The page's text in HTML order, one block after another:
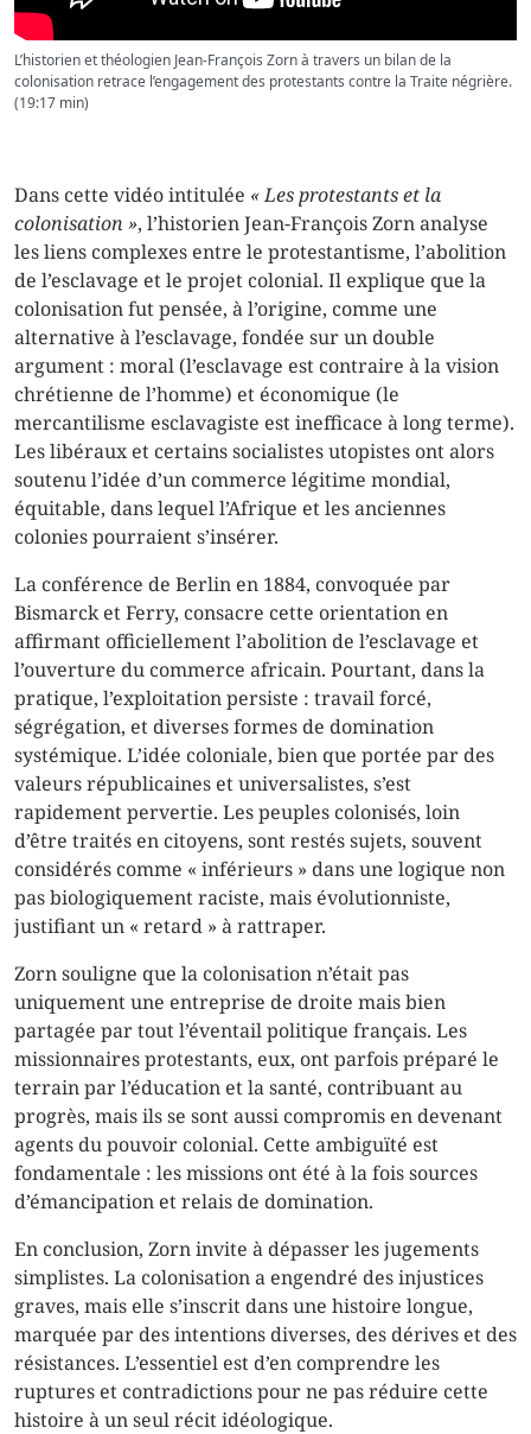
L’historien et théologien Jean-François Zorn à travers un bilan de la
colonisation retrace l’engagement des protestants contre la Traite négrière.
(19:17 min)
Dans cette vidéo intitulée « Les protestants et la
colonisation », l’historien Jean-François Zorn analyse
les liens complexes entre le protestantisme, l’abolition
de l’esclavage et le projet colonial. Il explique que la
colonisation fut pensée, à l’origine, comme une
alternative à l’esclavage, fondée sur un double
argument : moral (l’esclavage est contraire à la vision
chrétienne de l’homme) et économique (le
mercantilisme esclavagiste est inefficace à long terme).
Les libéraux et certains socialistes utopistes ont alors
soutenu l’idée d’un commerce légitime mondial,
équitable, dans lequel l’Afrique et les anciennes
colonies pourraient s’insérer.
La conférence de Berlin en 1884, convoquée par
Bismarck et Ferry, consacre cette orientation en
affirmant officiellement l’abolition de l’esclavage et
l’ouverture du commerce africain. Pourtant, dans la
pratique, l’exploitation persiste : travail forcé,
ségrégation, et diverses formes de domination
systémique. L’idée coloniale, bien que portée par des
valeurs républicaines et universalistes, s’est
rapidement pervertie. Les peuples colonisés, loin
d’être traités en citoyens, sont restés sujets, souvent
considérés comme « inférieurs » dans une logique non
pas biologiquement raciste, mais évolutionniste,
justifiant un « retard » à rattraper.
Zorn souligne que la colonisation n’était pas
uniquement une entreprise de droite mais bien
partagée par tout l’éventail politique français. Les
missionnaires protestants, eux, ont parfois préparé le
terrain par l’éducation et la santé, contribuant au
progrès, mais ils se sont aussi compromis en devenant
agents du pouvoir colonial. Cette ambiguïté est
fondamentale : les missions ont été à la fois sources
d’émancipation et relais de domination.
En conclusion, Zorn invite à dépasser les jugements
simplistes. La colonisation a engendré des injustices
graves, mais elle s’inscrit dans une histoire longue,
marquée par des intentions diverses, des dérives et des
résistances. L’essentiel est d’en comprendre les
ruptures et contradictions pour ne pas réduire cette
histoire à un seul récit idéologique.